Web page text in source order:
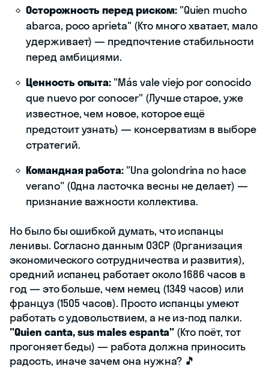
Осторожность перед риском:"Quien mucho
abarca, poco aprieta" (Кто много хватает, мало
удерживает) — предпочтение стабильности
перед амбициями.
Ценность опыта: "Más vale viejo por conocido
que nuevo por conocer" (Лучше старое, уже
известное, чем новое, которое ещё
предстоит узнать) — консерватизм в выборе
стратегий.
Командная работа: "Una golondrina no hace
verano" (Одна ласточка весны не делает) —
признание важности коллектива.
Но было бы ошибкой думать, что испанцы
ленивы. Согласно данным ОЭСР (Организация
экономического сотрудничества и развития),
средний испанец работает около 1686 часов в
год — это больше, чем немец (1349 часов) или
француз (1505 часов). Просто испанцы умеют
работать с удовольствием, а не из-под палки.
"Quien canta, sus males espanta" (Кто поёт, тот
прогоняет беды) — работа должна приносить
радость, иначе зачем она нужна? 🎵